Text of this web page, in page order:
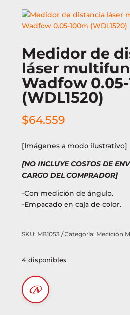
Medidor de
láser
Wadfow
(WDL1520)
$64.559
[Imágenes a modo ilustrativo]
[NO INCLUYE COSTOS DE
CARGO DEL COMPRADOR]
-Con medición de ángulo.
-Empacado en caja de color.
SKU: MB1053 Categoría: Medición
4 disponibles